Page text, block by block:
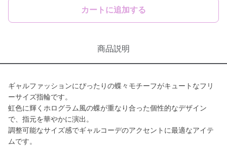
カートに追加する
商品説明
ギャルファッションにぴったりの蝶々モチーフがキュートなフリ
ーサイズ指輪です。
虹色に輝くホログラム風の蝶が重なり合った個性的なデザイン
で、指元を華やかに演出。
調整可能なサイズ感でギャルコーデのアクセントに最適なアイテ
ムです。